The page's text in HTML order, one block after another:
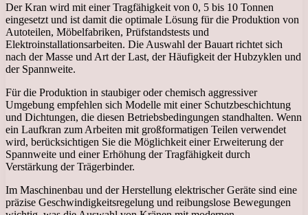
Der Kran wird mit einer Tragfähigkeit von 0, 5 bis 10 Tonnen
eingesetzt und ist damit die optimale Lösung für die Produktion von
Autoteilen, Möbelfabriken, Prüfstandstests und
Elektroinstallationsarbeiten. Die Auswahl der Bauart richtet sich
nach der Masse und Art der Last, der Häufigkeit der Hubzyklen und
der Spannweite.
Für die Produktion in staubiger oder chemisch aggressiver
Umgebung empfehlen sich Modelle mit einer Schutzbeschichtung
und Dichtungen, die diesen Betriebsbedingungen standhalten. Wenn
ein Laufkran zum Arbeiten mit großformatigen Teilen verwendet
wird, berücksichtigen Sie die Möglichkeit einer Erweiterung der
Spannweite und einer Erhöhung der Tragfähigkeit durch
Verstärkung der Trägerbinder.
Im Maschinenbau und der Herstellung elektrischer Geräte sind eine
präzise Geschwindigkeitsregelung und reibungslose Bewegungen